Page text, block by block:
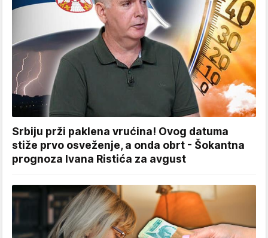
Srbiju prži paklena vrućina! Ovog datuma
stiže prvo osveženje, a onda obrt - Šokantna
prognoza Ivana Ristića za avgust